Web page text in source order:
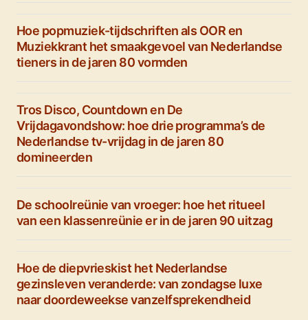
Hoe popmuziek-tijdschriften als OOR en
Muziekkrant het smaakgevoel van Nederlandse
tieners in de jaren 80 vormden
Tros Disco, Countdown en De
Vrijdagavondshow: hoe drie programma’s de
Nederlandse tv-vrijdag in de jaren 80
domineerden
De schoolreünie van vroeger: hoe het ritueel
van een klassenreünie er in de jaren 90 uitzag
Hoe de diepvrieskist het Nederlandse
gezinsleven veranderde: van zondagse luxe
naar doordeweekse vanzelfsprekendheid